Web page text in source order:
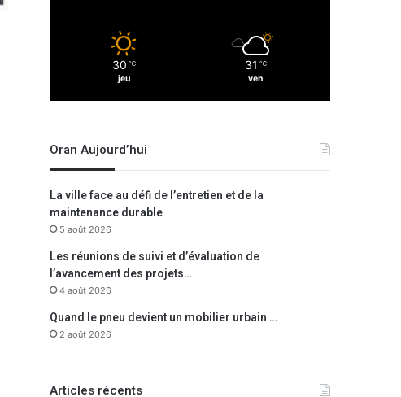
30 ℃
jeu
31 ℃
ven
Oran Aujourd’hui
La ville face au défi de l’entretien et de la
maintenance durable
5 août 2026
Les réunions de suivi et d’évaluation de
l’avancement des projets…
4 août 2026
Quand le pneu devient un mobilier urbain …
2 août 2026
Articles récents